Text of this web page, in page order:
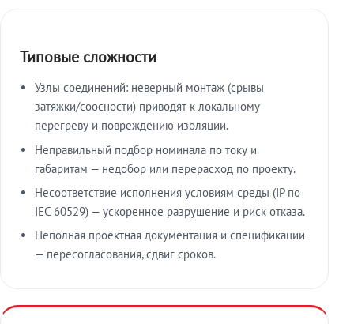
Типовые сложности
Узлы соединений: неверный монтаж (срывы
затяжки/соосности) приводят к локальному
перегреву и повреждению изоляции.
Неправильный подбор номинала по току и
габаритам — недобор или перерасход по проекту.
Несоответствие исполнения условиям среды (IP по
IEC 60529) — ускоренное разрушение и риск отказа.
Неполная проектная документация и спецификации
— пересогласования, сдвиг сроков.